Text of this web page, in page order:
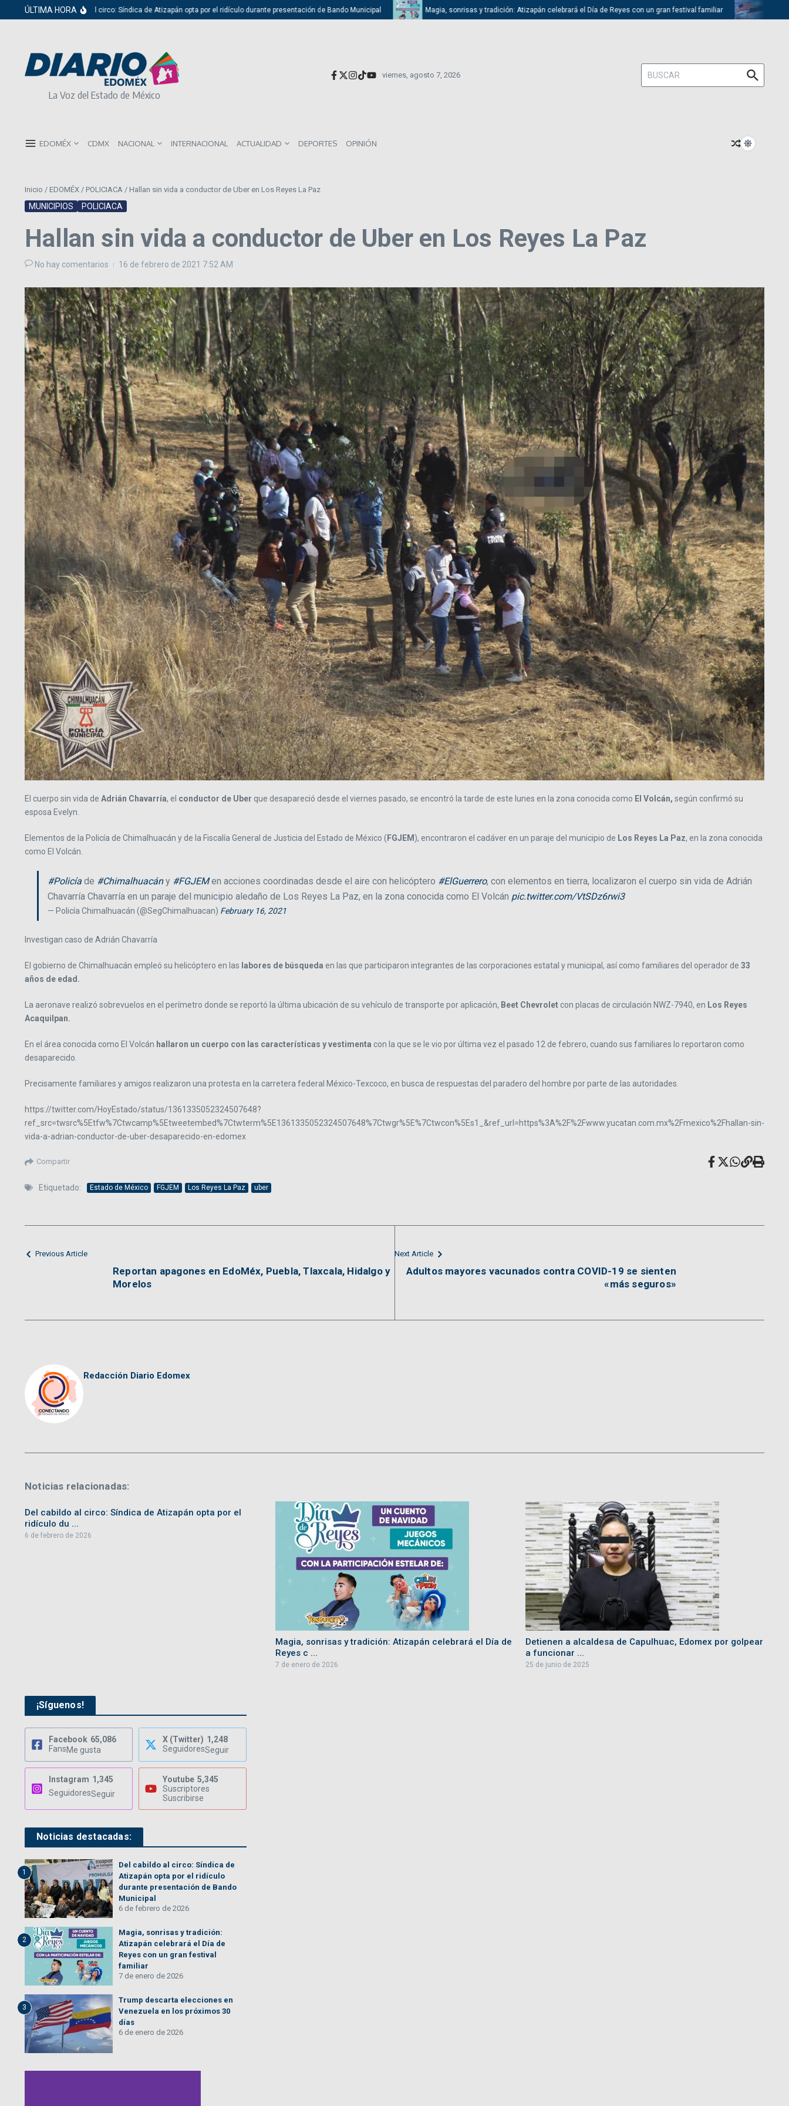
Saltar al contenido
ÚLTIMA HORA
Del cabildo al circo: Síndica de Atizapán opta por el ridículo durante presentación de Bando Municipal Magia, sonrisas y tradición: Atizapán celebrará el Día de Reyes con un gran festival familiar Trump
La Voz del Estado de México
viernes, agosto 7, 2026
Buscar:
EDOMÉX CDMX NACIONAL INTERNACIONAL ACTUALIDAD DEPORTES OPINIÓN
Inicio / EDOMÉX / POLICIACA / Hallan sin vida a conductor de Uber en Los Reyes La Paz
MUNICIPIOS POLICIACA
Hallan sin vida a conductor de Uber en Los Reyes La Paz
No hay comentarios 16 de febrero de 2021 7:52 AM
El cuerpo sin vida de Adrián Chavarría, el conductor de Uber que desapareció desde el viernes pasado, se encontró la tarde de este lunes en la zona conocida como El Volcán, según confirmó su
esposa Evelyn.
Elementos de la Policía de Chimalhuacán y de la Fiscalía General de Justicia del Estado de México ( FGJEM ), encontraron el cadáver en un paraje del municipio de Los Reyes La Paz, en la zona conocida
como El Volcán.
#Policía de #Chimalhuacány #FGJEMen acciones coordinadas desde el aire con helicóptero #ElGuerrero, con elementos en tierra, localizaron el cuerpo sin vida de Adrián
Chavarría Chavarría en un paraje del municipio aledaño de Los Reyes La Paz, en la zona conocida como El Volcán pic.twitter.com/VtSDz6rwi3
— Policía Chimalhuacán (@SegChimalhuacan) February 16, 2021
Investigan caso de Adrián Chavarría
El gobierno de Chimalhuacán empleó su helicóptero en las labores de búsqueda en las que participaron integrantes de las corporaciones estatal y municipal, así como familiares del operador de 33
años de edad.
La aeronave realizó sobrevuelos en el perímetro donde se reportó la última ubicación de su vehículo de transporte por aplicación, Beet Chevrolet con placas de circulación NWZ-7940, en Los Reyes
Acaquilpan.
En el área conocida como El Volcán hallaron un cuerpo con las características y vestimenta con la que se le vio por última vez el pasado 12 de febrero, cuando sus familiares lo reportaron como
desaparecido.
Precisamente familiares y amigos realizaron una protesta en la carretera federal México-Texcoco, en busca de respuestas del paradero del hombre por parte de las autoridades.
https://twitter.com/HoyEstado/status/1361335052324507648?
ref_src=twsrc%5Etfw%7Ctwcamp%5Etweetembed%7Ctwterm%5E1361335052324507648%7Ctwgr%5E%7Ctwcon%5Es1_&ref_url=https%3A%2F%2Fwww.yucatan.com.mx%2Fmexico%2Fhallan-sin-
vida-a-adrian-conductor-de-uber-desaparecido-en-edomex
Compartir
Etiquetado: Estado de México FGJEM Los Reyes La Paz uber
Previous Article
Reportan apagones en EdoMéx, Puebla, Tlaxcala, Hidalgo y
Morelos
Next Article
Adultos mayores vacunados contra COVID-19 se sienten
«más seguros»
Redacción Diario Edomex
Noticias relacionadas:
Del cabildo al circo: Síndica de Atizapán opta por el
ridículo du ...
6 de febrero de 2026
Magia, sonrisas y tradición: Atizapán celebrará el Día de
Reyes c ...
7 de enero de 2026
Detienen a alcaldesa de Capulhuac, Edomex por golpear
a funcionar ...
25 de junio de 2025
¡Síguenos!
Facebook 65,086
FansMe gusta
X (Twitter) 1,248
SeguidoresSeguir
Instagram 1,345
SeguidoresSeguir
Youtube 5,345
Suscriptores
Suscribirse
Noticias destacadas:
1
Del cabildo al circo: Síndica de
Atizapán opta por el ridículo
durante presentación de Bando
Municipal
6 de febrero de 2026
2
Magia, sonrisas y tradición:
Atizapán celebrará el Día de
Reyes con un gran festival
familiar
7 de enero de 2026
3
Trump descarta elecciones en
Venezuela en los próximos 30
días
6 de enero de 2026